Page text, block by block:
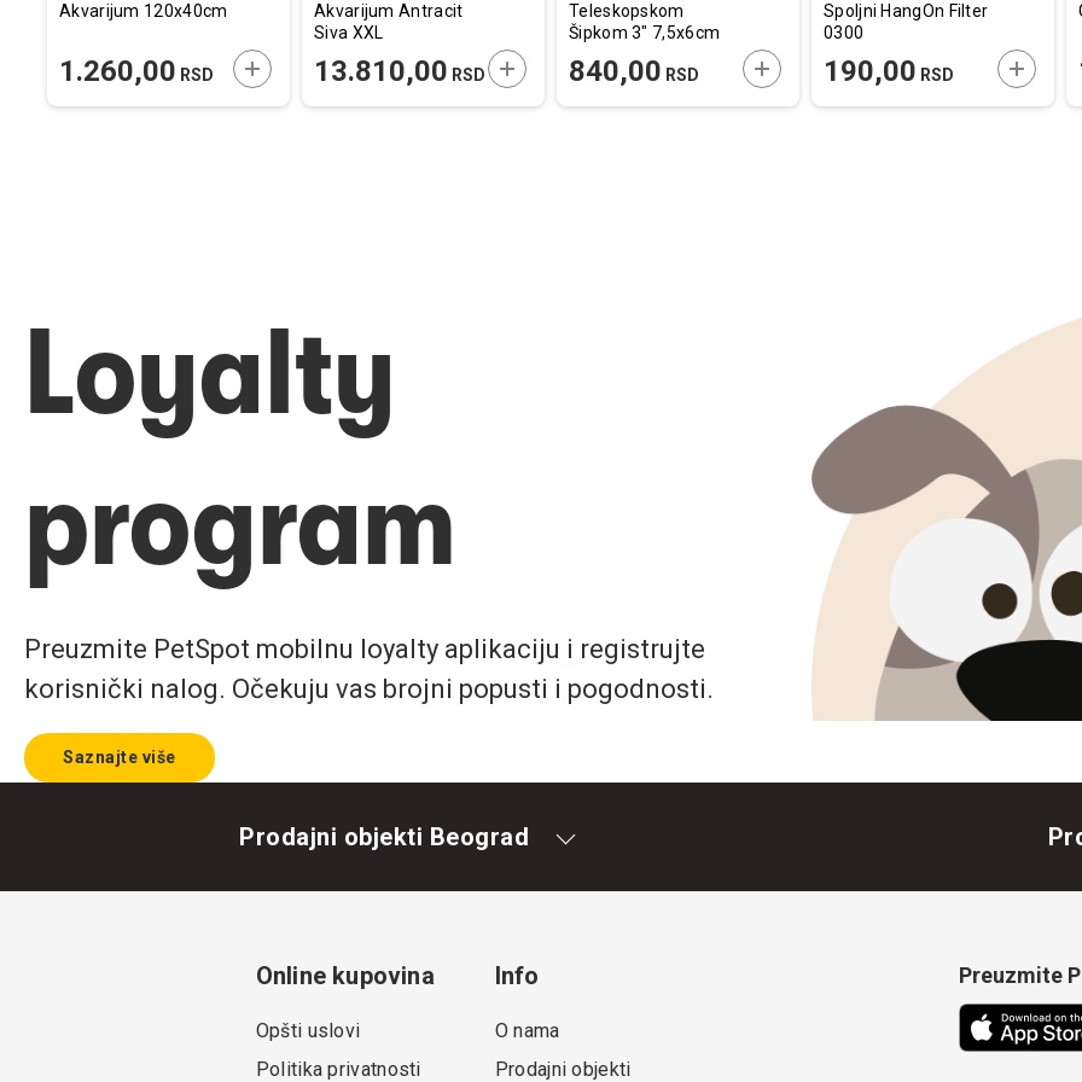
U KORPU
Akvarijum 120x40cm
1.260,00 RSD DODAJTE U KORPU
Akvarijum Antracit
Siva XXL
13.810,00 RSD DODAJTE U KORPU
Teleskopskom
Šipkom 3" 7,5x6cm
840,00 RSD DODAJTE U KORPU
Spoljni HangOn Filter
0300
190,00 RSD
Loyalty
program
Preuzmite PetSpot mobilnu loyalty aplikaciju i registrujte
korisnički nalog. Očekuju vas brojni popusti i pogodnosti.
Saznajte više
Prodajni objekti Beograd
Online kupovina
Opšti uslovi
Politika privatnosti
Info
O nama
Prodajni objekti
Preuzmite